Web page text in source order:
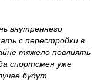
внутреннего
с перестройки в
тяжело повлиять
спортсмен уже
будут